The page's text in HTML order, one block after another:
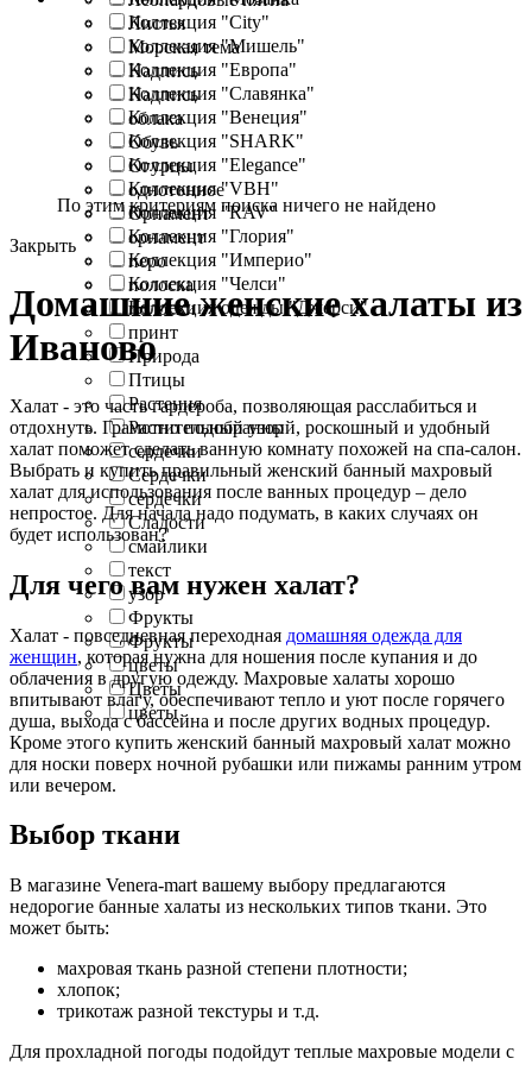
Листья
Морская тема
Надпись
Надпись
облака
Обувь
Огурцы
однотонное
Орнамент
орнамент
перо
полоска
полоски
принт
Природа
Птицы
Растения
Растительный узор
сердечки
Сердечки
сердечки
Сладости
смайлики
текст
узор
Фрукты
Фрукты
цветы
Цветы
цветы
Коллекция "City"
Коллекция "Мишель"
Коллекция "Европа"
Коллекция "Славянка"
Коллекция "Венеция"
Коллекция "SHARK"
Коллекция "Elegance"
Коллекция "VBH"
Коллекция "RAV"
Коллекция "Глория"
Коллекция "Империо"
Коллекция "Челси"
Коллекция одежды "Джерси"
По этим критериям поиска ничего не найдено
Закрыть
Домашние женские халаты из
Иваново
Халат - это часть гардероба, позволяющая расслабиться и
отдохнуть. Грамотно подобранный, роскошный и удобный
халат поможет сделать ванную комнату похожей на спа-салон.
Выбрать и купить правильный женский банный махровый
халат для использования после ванных процедур – дело
непростое. Для начала надо подумать, в каких случаях он
будет использован?
Для чего вам нужен халат?
Халат - повседневная переходная домашняя одежда для
женщин, которая нужна для ношения после купания и до
облачения в другую одежду. Махровые халаты хорошо
впитывают влагу, обеспечивают тепло и уют после горячего
душа, выхода с бассейна и после других водных процедур.
Кроме этого купить женский банный махровый халат можно
для носки поверх ночной рубашки или пижамы ранним утром
или вечером.
Выбор ткани
В магазине Venera-mart вашему выбору предлагаются
недорогие банные халаты из нескольких типов ткани. Это
может быть:
махровая ткань разной степени плотности;
хлопок;
трикотаж разной текстуры и т.д.
Для прохладной погоды подойдут теплые махровые модели с